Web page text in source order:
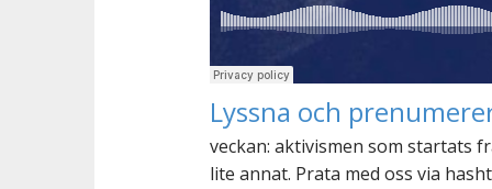
Lyssna och
veckan: aktivismen som startats
lite annat. Prata med oss via